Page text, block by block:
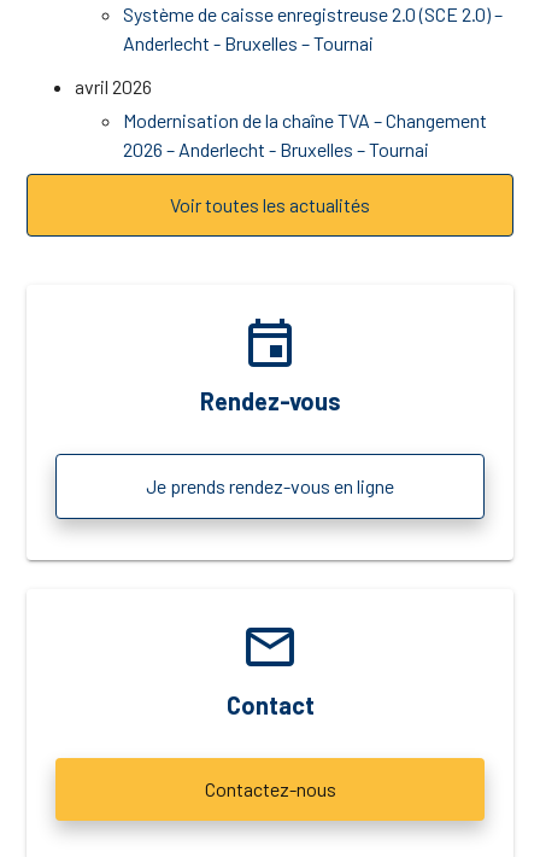
Système de caisse enregistreuse 2.0 (SCE 2.0) –
Anderlecht - Bruxelles – Tournai
avril 2026
Modernisation de la chaîne TVA – Changement
2026 – Anderlecht - Bruxelles – Tournai
Voir toutes les actualités
event
Rendez-vous
Je prends rendez-vous en ligne
email
Contact
Contactez-nous